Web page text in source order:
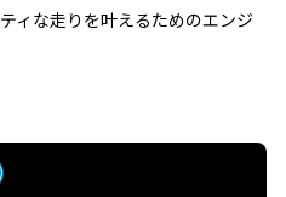
ィな走りを叶えるためのエンジ